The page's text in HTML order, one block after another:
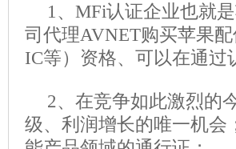
1、MFi认证企业也就
司代理AVNET购买苹果
IC等）资格、可以在通
2、在竞争如此激烈的
级、利润增长的唯一机会